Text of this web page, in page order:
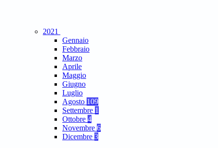
2021
Gennaio
Febbraio
Marzo
Aprile
Maggio
Giugno
Luglio
Agosto 109
Settembre 1
Ottobre 4
Novembre 6
Dicembre 3